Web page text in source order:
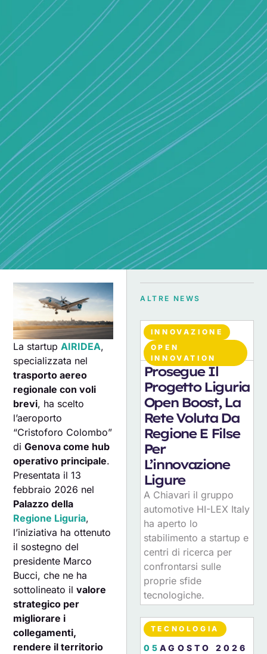
La startupAIRIDEA,
specializzata nel
trasporto aereo
regionale con voli
brevi, ha scelto
l’aeroporto
“Cristoforo Colombo”
diGenova come hub
operativo principale.
Presentata il 13
febbraio 2026 nel
Palazzo della
Regione Liguria,
l’iniziativa ha ottenuto
il sostegno del
presidente Marco
Bucci, che ne ha
sottolineato ilvalore
strategico per
migliorare i
collegamenti,
rendere il territorio
ALTRE NEWS
INNOVAZIONE
OPEN
INNOVATION
07AGOSTO 2026
Prosegue Il
Progetto Liguria
Open Boost, La
Rete Voluta Da
Regione E Filse
Per
L’innovazione
Ligure
A Chiavari il gruppo
automotive HI-LEX Italy
ha aperto lo
stabilimento a startup e
centri di ricerca per
confrontarsi sulle
proprie sfide
tecnologiche.
TECNOLOGIA
05AGOSTO 2026